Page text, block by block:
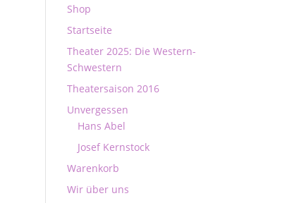
Shop
Startseite
Theater 2025: Die Western-
Schwestern
Theatersaison 2016
Unvergessen
Hans Abel
Josef Kernstock
Warenkorb
Wir über uns